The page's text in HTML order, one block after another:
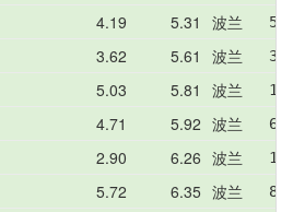
4.19 5.31 波兰
3.62 5.61 波兰
5.03 5.81 波兰
4.71 5.92 波兰
2.90 6.26 波兰
5.72 6.35 波兰